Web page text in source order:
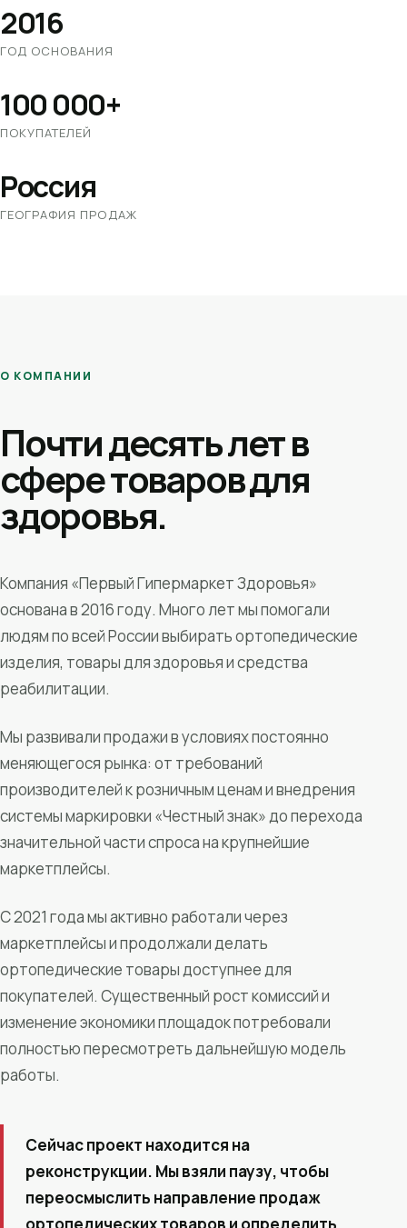
2016
ГОД ОСНОВАНИЯ
100 000+
ПОКУПАТЕЛЕЙ
Россия
ГЕОГРАФИЯ ПРОДАЖ
О КОМПАНИИ
Почти десять лет в
сфере товаров для
здоровья.
Компания «Первый Гипермаркет Здоровья»
основана в 2016 году. Много лет мы помогали
людям по всей России выбирать ортопедические
изделия, товары для здоровья и средства
реабилитации.
Мы развивали продажи в условиях постоянно
меняющегося рынка: от требований
производителей к розничным ценам и внедрения
системы маркировки «Честный знак» до перехода
значительной части спроса на крупнейшие
маркетплейсы.
С 2021 года мы активно работали через
маркетплейсы и продолжали делать
ортопедические товары доступнее для
покупателей. Существенный рост комиссий и
изменение экономики площадок потребовали
полностью пересмотреть дальнейшую модель
работы.
Сейчас проект находится на
реконструкции. Мы взяли паузу, чтобы
переосмыслить направление продаж